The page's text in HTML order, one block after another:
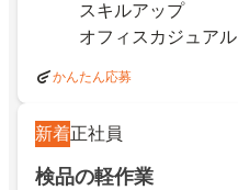
スキルアップ
オフィスカジュアル
かんたん応募
新着正社員
検品の軽作業